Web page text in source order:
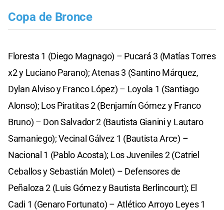
Copa de Bronce
Floresta 1 (Diego Magnago) – Pucará 3 (Matías Torres
x2 y Luciano Parano); Atenas 3 (Santino Márquez,
Dylan Alviso y Franco López) – Loyola 1 (Santiago
Alonso); Los Piratitas 2 (Benjamín Gómez y Franco
Bruno) – Don Salvador 2 (Bautista Gianini y Lautaro
Samaniego); Vecinal Gálvez 1 (Bautista Arce) –
Nacional 1 (Pablo Acosta); Los Juveniles 2 (Catriel
Ceballos y Sebastián Molet) – Defensores de
Peñaloza 2 (Luis Gómez y Bautista Berlincourt); El
Cadi 1 (Genaro Fortunato) – Atlético Arroyo Leyes 1